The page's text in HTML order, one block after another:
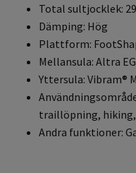
Total sultjocklek:
Dämping: Hög
Plattform:
Mellansula: Altra
Yttersula: Vibram®
traillöpning,
Andra funktioner: